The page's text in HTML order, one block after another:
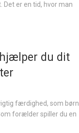
er en tid, hvor man
du dit
færdighed, som børn
forælder spiller du en